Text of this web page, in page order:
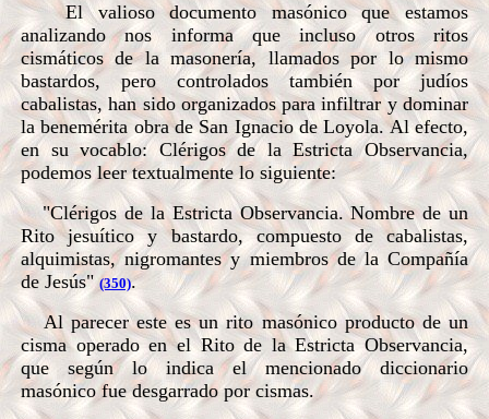
El valioso documento masónico que estamos
analizando nos informa que incluso otros ritos
cismáticos de la masonería, llamados por lo mismo
bastardos, pero controlados también por judíos
cabalistas, han sido organizados para infiltrar y dominar
la benemérita obra de San Ignacio de Loyola. Al efecto,
en su vocablo: Clérigos de la Estricta Observancia,
podemos leer textualmente lo siguiente:
"Clérigos de la Estricta Observancia. Nombre de un
Rito jesuítico y bastardo, compuesto de cabalistas,
alquimistas, nigromantes y miembros de la Compañía
de Jesús"(350).
Al parecer este es un rito masónico producto de un
cisma operado en el Rito de la Estricta Observancia,
que según lo indica el mencionado diccionario
masónico fue desgarrado por cismas.